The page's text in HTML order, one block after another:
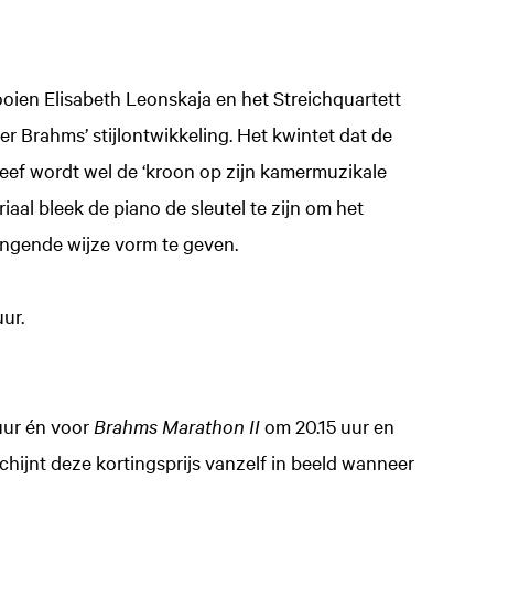
Elisabeth Leonskaja en het Streichquartett
Brahms’ stijlontwikkeling. Het kwintet dat de
wordt wel de ‘kroon op zijn kamermuzikale
bleek de piano de sleutel te zijn om het
wijze vorm te geven.
én voor Brahms Marathon IIom 20.15 uur en
deze kortingsprijs vanzelf in beeld wanneer